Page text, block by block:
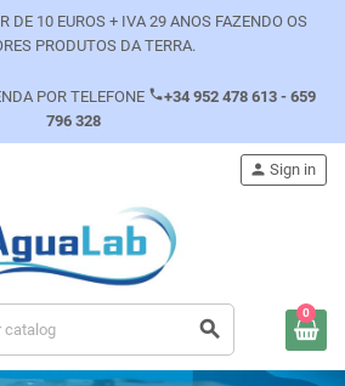
DE 10 EUROS + IVA 29 ANOS FAZENDO OS
PRODUTOS DA TERRA.
POR TELEFONE phone+34 952 478 613 - 659
796 328
search
person Sign in
0